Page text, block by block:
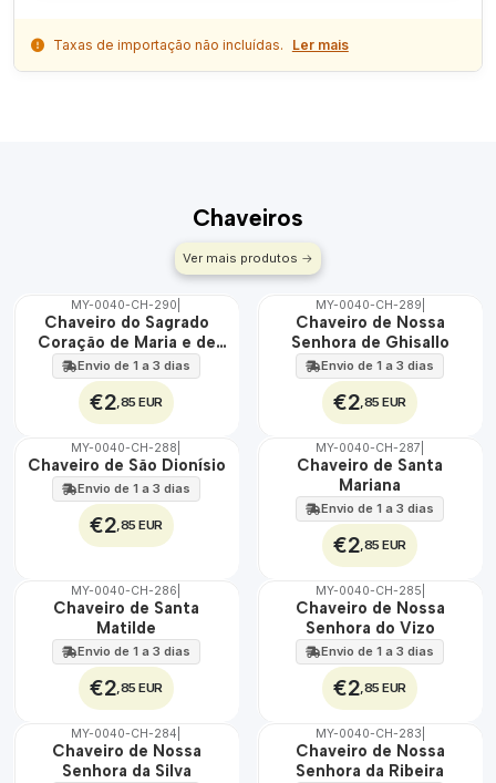
Taxas de importação não incluídas. Ler mais
Chaveiros
Ver mais produtos
🇵🇹
100%
MY-0040-CH-290
Chaveiro do Sagrado
Coração de Maria e de
Jesus
Envio de 1 a 3 dias
€2 ,85 EUR
🇵🇹
100%
MY-0040-CH-289
Chaveiro de Nossa
Senhora de Ghisallo
Envio de 1 a 3 dias
€2 ,85 EUR
🇵🇹
100%
MY-0040-CH-288
Chaveiro de São Dionísio
Envio de 1 a 3 dias
€2 ,85 EUR
🇵🇹
MY-0040-CH-287
Chaveiro de Santa
Mariana
Envio de 1 a 3 dias
€2 ,85 EUR
🇵🇹
MY-0040-CH-286
Chaveiro de Santa
Matilde
Envio de 1 a 3 dias
€2 ,85 EUR
🇵🇹
100%
MY-0040-CH-285
Chaveiro de Nossa
Senhora do Vizo
Envio de 1 a 3 dias
€2 ,85 EUR
🇵🇹
100%
MY-0040-CH-284
Chaveiro de Nossa
Senhora da Silva
🇵🇹
100%
MY-0040-CH-283
Chaveiro de Nossa
Senhora da Ribeira